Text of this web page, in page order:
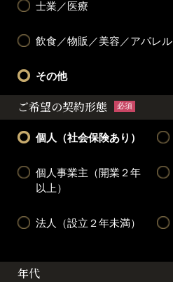
士業／医療
飲食／物販／美容／アパレル
その他
ご希望の契約形態 必須
個人（社会保険あり）
個人事業主（開業２年
以上）
法人（設立２年未満）
年代